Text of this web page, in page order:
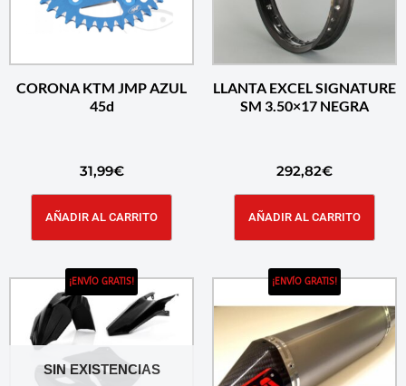
CORONA KTM JMP AZUL
45d
31,99€
AÑADIR AL CARRITO
LLANTA EXCEL SIGNATURE
SM 3.50×17 NEGRA
292,82€
AÑADIR AL CARRITO
SIN EXISTENCIAS
¡ENVÍO GRATIS! ¡ENVÍO GRATIS!